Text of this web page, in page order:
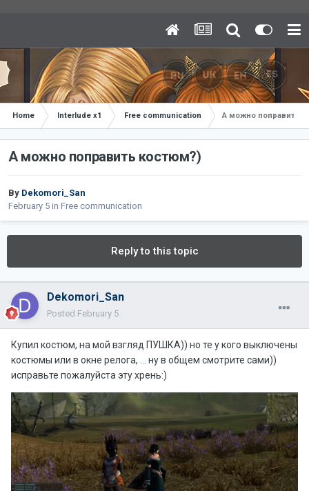
Home Interlude x1 Free communication А можно поправить
А можно поправить костюм?)
By Dekomori_San
February 5 in Free communication
Reply to this topic
Dekomori_San
Posted February 5
Купил костюм, на мой взгляд ПУШКА)) но те у кого выключены
костюмы или в окне релога, ... ну в общем смотрите сами))
исправьте пожалуйста эту хрень:)